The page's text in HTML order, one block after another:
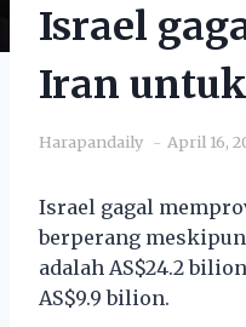
Israel
Iran
Harapandaily April 16,
Israel gagal
berperang
adalah AS$24.2
AS$9.9 bilion.